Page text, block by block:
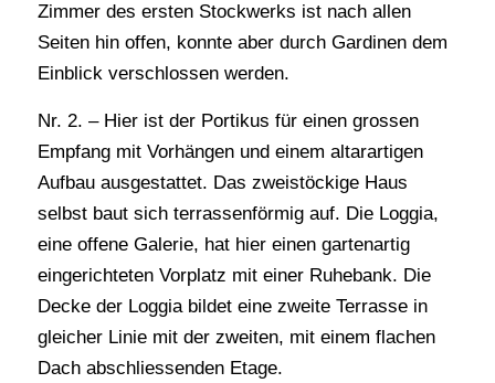
Zimmer des ersten Stockwerks ist nach allen
Seiten hin offen, konnte aber durch Gardinen dem
Einblick verschlossen werden.
Nr. 2. – Hier ist der Portikus für einen grossen
Empfang mit Vorhängen und einem altarartigen
Aufbau ausgestattet. Das zweistöckige Haus
selbst baut sich terrassenförmig auf. Die Loggia,
eine offene Galerie, hat hier einen gartenartig
eingerichteten Vorplatz mit einer Ruhebank. Die
Decke der Loggia bildet eine zweite Terrasse in
gleicher Linie mit der zweiten, mit einem flachen
Dach abschliessenden Etage.